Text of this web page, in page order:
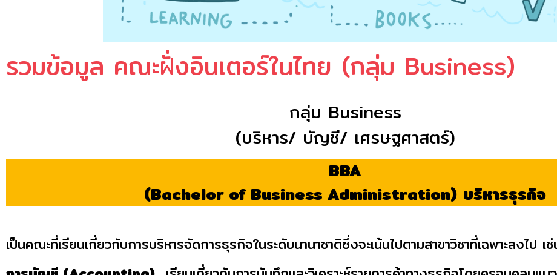
รวมข้อมูล คณะฝั่งอินเตอร์ในไทย (กลุ่ม Business)
กลุ่ม Business
(บริหาร/ บัญชี/ เศรษฐศาสตร์)
BBA
(Bachelor of Business Administration) บริหารธุรกิจ
เป็นคณะที่เรียนเกี่ยวกับการบริหารจัดการธุรกิจในระดับนานาชาติซึ่งจะเน้นไปตามสาขาวิชาที่เฉพาะลงไป เ